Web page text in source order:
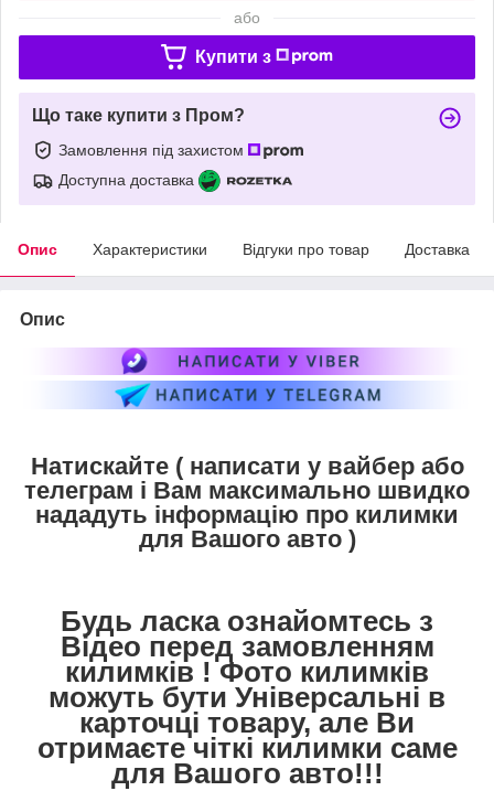
або
Купити з
Що таке купити з Пром?
Замовлення під захистом
Доступна доставка
Опис Характеристики Відгуки про товар Доставка
Опис
Натискайте ( написати у вайбер або
телеграм і Вам максимально швидко
нададуть інформацію про килимки
для Вашого авто )
Будь ласка ознайомтесь з
Відео перед замовленням
килимків ! Фото килимків
можуть бути Універсальні в
карточці товару, але Ви
отримаєте чіткі килимки саме
для Вашого авто!!!